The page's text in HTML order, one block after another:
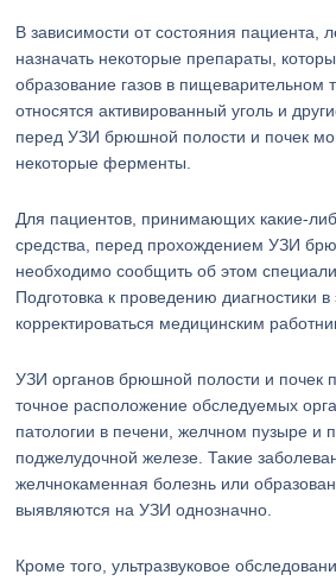
В зависимости от состояния пациента,
назначать некоторые препараты,
образование газов в пищеварительном
относятся активированный уголь и
перед УЗИ брюшной полости и почек
некоторые ферменты.
Для пациентов, принимающих какие-
средства, перед прохождением УЗИ
необходимо сообщить об этом
Подготовка к проведению диагностики
корректироваться медицинским
УЗИ органов брюшной полости и почек
точное расположение обследуемых
патологии в печени, желчном пузыре и
поджелудочной железе. Такие
желчнокаменная болезнь или
выявляются на УЗИ однозначно.
Кроме того, ультразвуковое